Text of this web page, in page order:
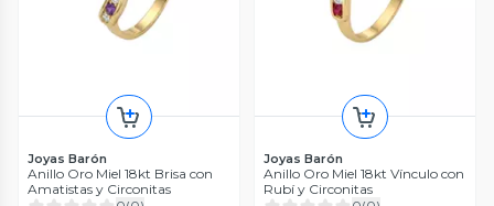
Joyas Barón
Anillo Oro Miel 18kt Brisa con
Amatistas y Circonitas
Joyas Barón
Anillo Oro Miel 18kt Vínculo con
Rubí y Circonitas